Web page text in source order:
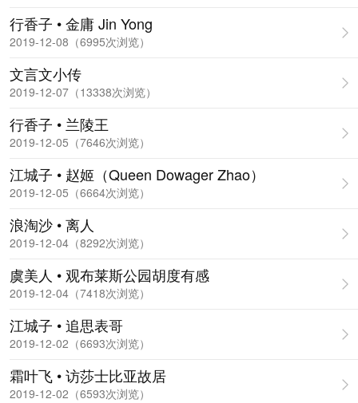
行香子 • 金庸 Jin Yong
2019-12-08（6995次浏览）
文言文小传
2019-12-07（13338次浏览）
行香子 • 兰陵王
2019-12-05（7646次浏览）
江城子 • 赵姬（Queen Dowager Zhao）
2019-12-05（6664次浏览）
浪淘沙 • 离人
2019-12-04（8292次浏览）
虞美人 • 观布莱斯公园胡度有感
2019-12-04（7418次浏览）
江城子 • 追思表哥
2019-12-02（6693次浏览）
霜叶飞 • 访莎士比亚故居
2019-12-02（6593次浏览）